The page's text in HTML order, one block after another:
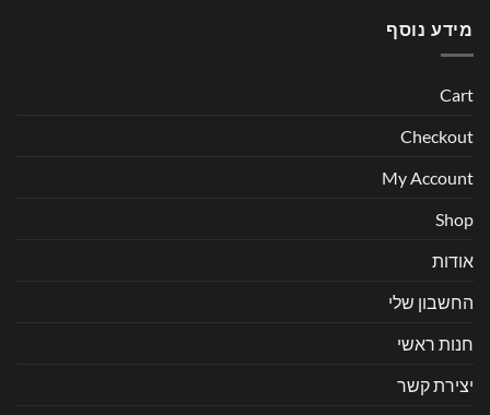
מידע נוסף
Cart
Checkout
My Account
Shop
אודות
החשבון שלי
חנות ראשי
יצירת קשר